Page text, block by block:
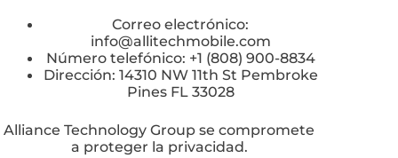
Correo electrónico:
info@allitechmobile.com
Número telefónico: +1 (808) 900-8834
Dirección: 14310 NW 11th St Pembroke
Pines FL 33028
Alliance Technology Group se compromete
a proteger la privacidad.